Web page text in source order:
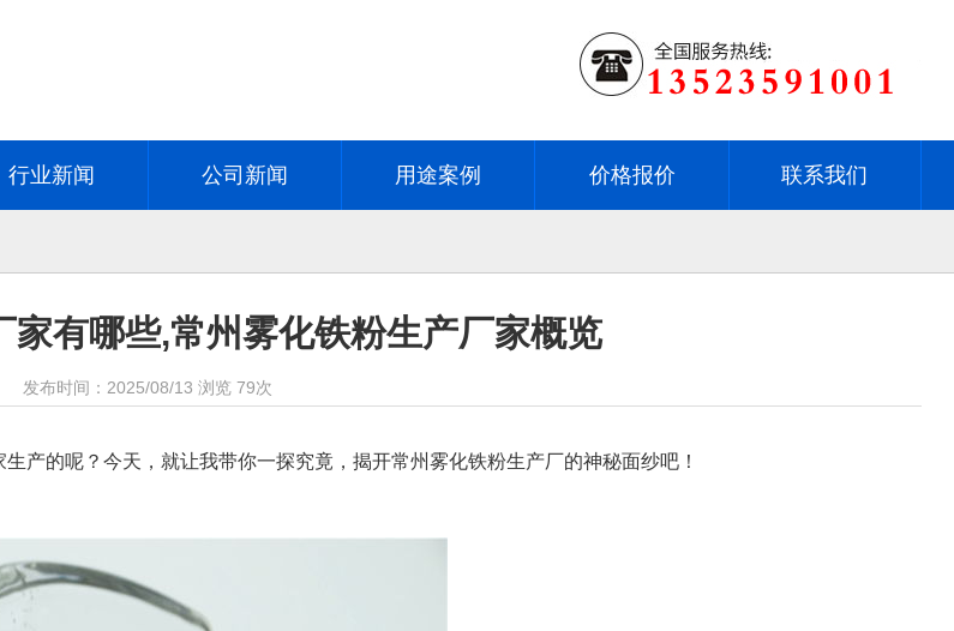
行业新闻 公司新闻 用途案例 价格报价 联系我们
家有哪些,常州雾化铁粉生产厂家概览
发布时间： 2025/08/13 浏览 79次
产的呢？今天，就让我带你一探究竟，揭开常州雾化铁粉生产厂的神秘面纱吧！